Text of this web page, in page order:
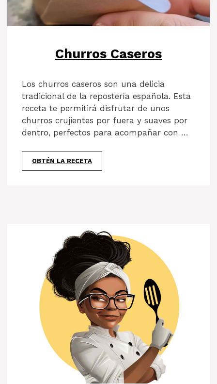
Churros Caseros
Los churros caseros son una delicia
tradicional de la repostería española. Esta
receta te permitirá disfrutar de unos
churros crujientes por fuera y suaves por
dentro, perfectos para acompañar con …
OBTÉN LA RECETA